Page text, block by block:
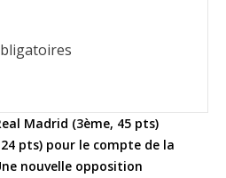
Madrid (3ème, 45 pts)
pts) pour le compte de la
nouvelle opposition